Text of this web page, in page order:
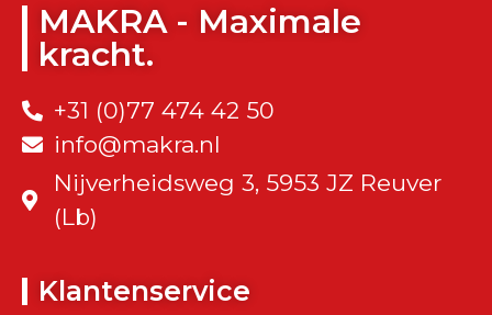
MAKRA - Maximale
kracht.
+31 (0)77 474 42 50
info@makra.nl
Nijverheidsweg 3, 5953 JZ Reuver
(Lb)
Klantenservice